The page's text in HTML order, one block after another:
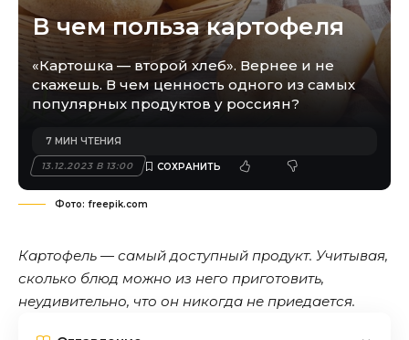
В чем польза картофеля
«Картошка — второй хлеб». Вернее и не
скажешь. В чем ценность одного из самых
популярных продуктов у россиян?
13.12.2023 В 13:00
7 МИН ЧТЕНИЯ
Фото: freepik.com
Картофель — самый доступный продукт. Учитывая,
сколько блюд можно из него приготовить,
неудивительно, что он никогда не приедается.